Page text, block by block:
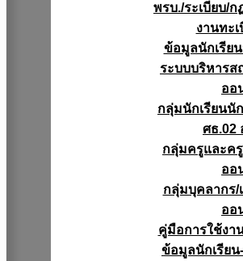
พรบ./ระเบียบ/
งานทะ
ข้อมูลนักเรีย
ระบบบริหารส
ออ
กลุ่มนักเรียนนั
ศธ.02
กลุ่มครูและค
ออ
กลุ่มบุคลากร/
ออ
คู่มือการใช้งา
ข้อมูลนักเรียน